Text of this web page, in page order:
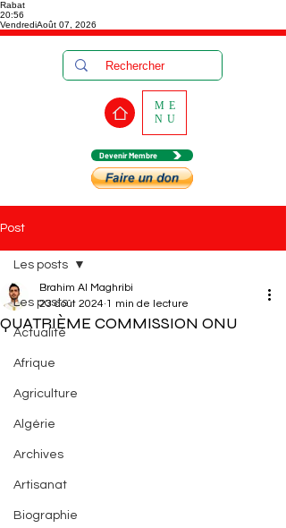
Rabat
20:56
VendrediAoût 07, 2026
Devenir Membre
ME
NU
Post
Les posts
Actualité
Afrique
Agriculture
Algérie
Archives
Artisanat
Biographie
Les posts
QUATRIÈME COMMISSION ONU
Brahim Al Maghribi
23 août 2024 1 min de lecture